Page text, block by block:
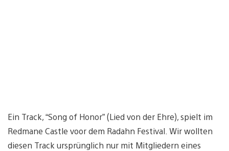
Ein Track, “Song of Honor” (Lied von der Ehre), spielt im
Redmane Castle voor dem Radahn Festival. Wir wollten
diesen Track ursprünglich nur mit Mitgliedern eines